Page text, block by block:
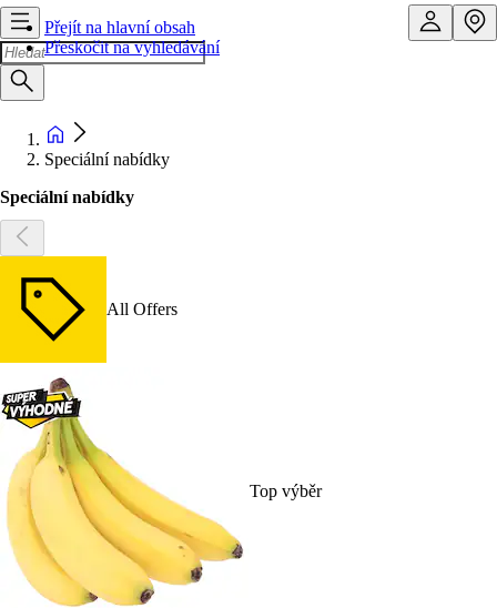
Přejít na hlavní obsah
Přeskočit na vyhledávání
Speciální nabídky
Speciální nabídky
All Offers
Top výběr